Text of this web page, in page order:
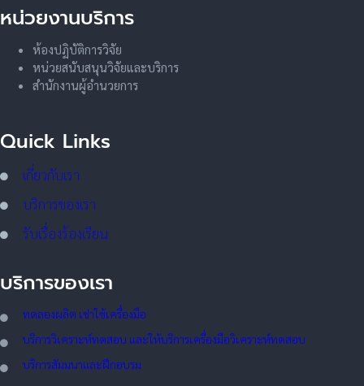
หน่วยงานบริการ
ห้องปฏิบัติการวิจัย
หน่วยสนับสนุนวิจัยและบริการ
สำนักงานผู้อำนวยการ
Quick Links
เกี่ยวกับเรา
บริการของเรา
รับเรื่องร้องเรียน
บริการของเรา
ทดลองผลิต เช่าใช้เครื่องมือ
บริการวิเคราะห์ทดสอบ และให้บริการเครื่องมือวิเคราะห์ทดสอบ
บริการสัมมนาและฝึกอบรม